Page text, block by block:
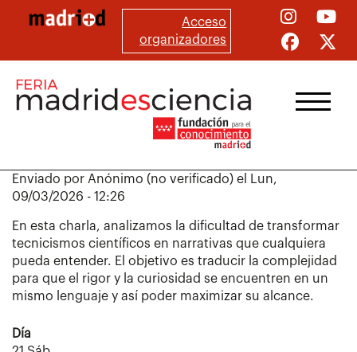
principal
Acceso
organizadores
Enviado por Anónimo (no verificado) el
Lun,
09/03/2026 - 12:26
En esta charla, analizamos la dificultad de transformar
tecnicismos científicos en narrativas que cualquiera
pueda entender. El objetivo es traducir la complejidad
para que el rigor y la curiosidad se encuentren en un
mismo lenguaje y así poder maximizar su alcance.
Día